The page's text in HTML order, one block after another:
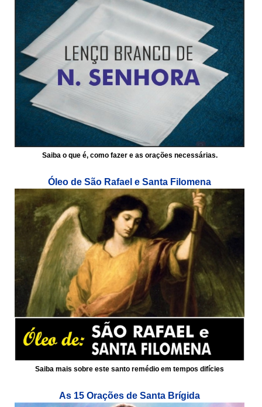
Saiba o que é, como fazer e as orações necessárias.
Óleo de São Rafael e Santa Filomena
Saiba mais sobre este santo remédio em tempos difícies
As 15 Orações de Santa Brígida